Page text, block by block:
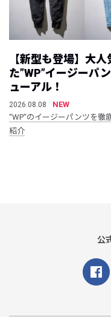
【新型も登場】大人
た”WP”イージーパ
ューアル！
2026.08.08
NEW
“WP”のイージーパンツを徹
紹介
公